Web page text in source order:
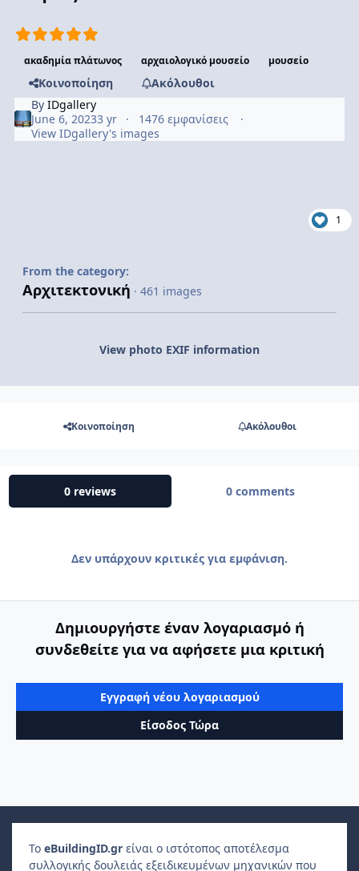
ακαδημία πλάτωνος αρχαιολογικό μουσείο μουσείο
Κοινοποίηση
Ακόλουθοι
ByIDgallery
June 6, 20233 yr
1476 εμφανίσεις
View IDgallery's images
1
From the category:
Αρχιτεκτονική · 461 images
View photo EXIF information
Κοινοποίηση Ακόλουθοι
0 reviews 0 comments
Δεν υπάρχουν κριτικές για εμφάνιση.
Δημιουργήστε έναν λογαριασμό ή
συνδεθείτε για να αφήσετε μια κριτική
Εγγραφή νέου λογαριασμού
Είσοδος Τώρα
Το eBuildingID.gr είναι ο ιστότοπος αποτέλεσμα
συλλογικής δουλειάς εξειδικευμένων μηχανικών που